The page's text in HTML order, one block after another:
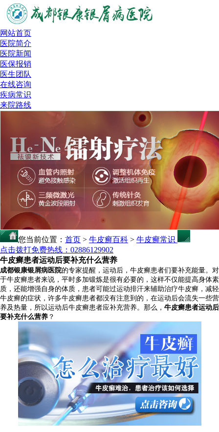
网站首页
医院简介
医院新闻
医保报销
医生团队
在线咨询
疾病常识
来院路线
您当前位置： 首页 > 牛皮癣百科 > 牛皮癣常识
点击拨打免费热线：02886129902
牛皮癣患者运动后要补充什么营养
成都银康银屑病医院的专家提醒，运动后，牛皮癣患者们要补充能量。对
于牛皮癣患者来说，平时多加锻炼是很有必要的，这样不仅能提高身体素
质，还能增强自身的体质，患者可能过运动排汗来辅助治疗牛皮癣，减轻
牛皮癣的症状，许多牛皮癣患者都没有注意到的，在运动后会流失一些营
养及热量，所以运动后牛皮癣患者应补充营养。那么， 牛皮癣患者运动后
要补充什么营养 ？